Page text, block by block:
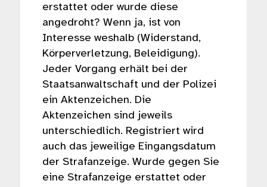
erstattet oder wurde diese
angedroht? Wenn ja, ist von
Interesse weshalb (Widerstand,
Körperverletzung, Beleidigung).
Jeder Vorgang erhält bei der
Staatsanwaltschaft und der Polizei
ein Aktenzeichen. Die
Aktenzeichen sind jeweils
unterschiedlich. Registriert wird
auch das jeweilige Eingangsdatum
der Strafanzeige. Wurde gegen Sie
eine Strafanzeige erstattet oder